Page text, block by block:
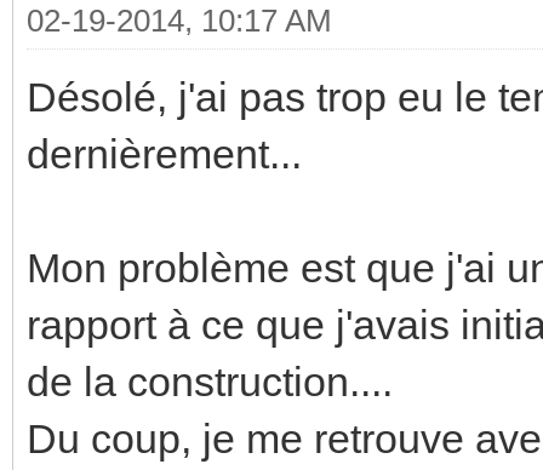
02-19-2014, 10:17 AM
Désolé, j'ai pas trop eu le
dernièrement...
Mon problème est que j'ai
rapport à ce que j'avais
de la construction....
Du coup, je me retrouve